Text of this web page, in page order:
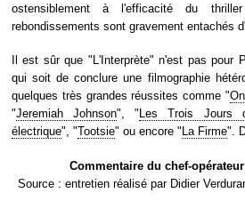
ostensiblement à l'efficacité du
rebondissements sont gravement entachés
Il est sûr que "L'Interprète" n'est pas pour
qui soit de conclure une filmographie
quelques très grandes réussites comme "
"Jeremiah Johnson", " Les Trois Jours
électrique", "Tootsie" ou encore " La Firme".
Commentaire du chef-
Source : entretien réalisé par Didier